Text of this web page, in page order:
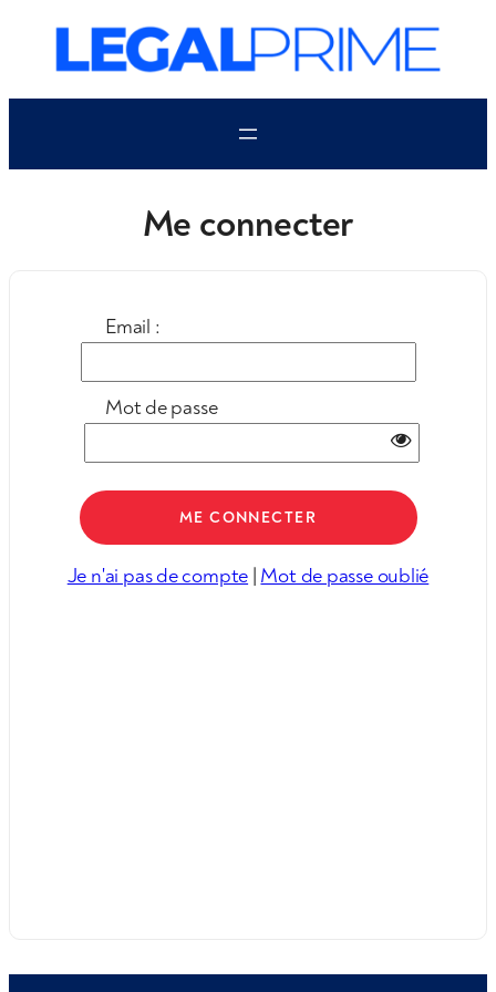
contenu
Me connecter
Email :
Mot de passe
Je n'ai pas de compte | Mot de passe oublié